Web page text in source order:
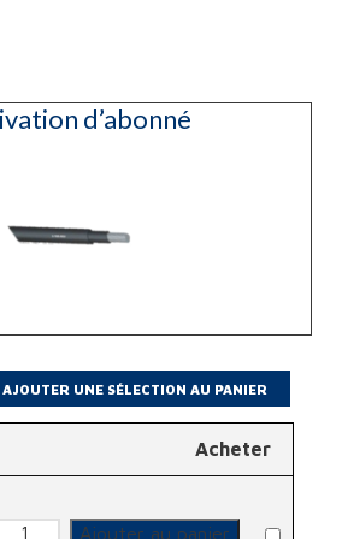
d’abonné
Acheter
quantité
Ajouter au panier